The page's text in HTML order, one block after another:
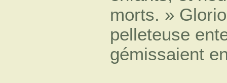
morts. »
pelleteuse
gémissaient